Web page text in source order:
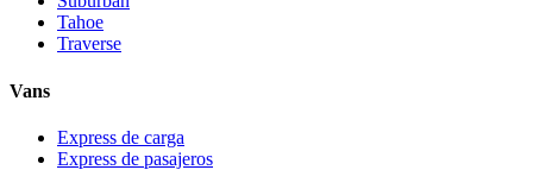
Tahoe
Traverse
Vans
Express de carga
Express de pasajeros